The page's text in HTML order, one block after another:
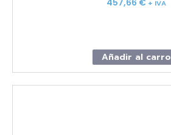
457,66 € + IVA
Añadir al carro